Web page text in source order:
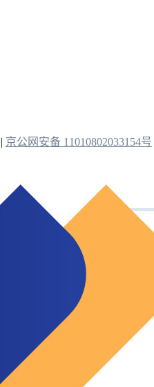
| 京公网安备 11010802033154号